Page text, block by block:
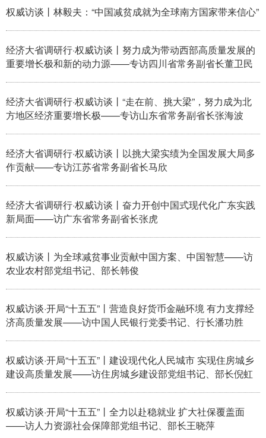
新疆 内蒙古 黑龙江
多语种频道
English Español Français عربى
Русский язык 日本語 한국어
权威访谈丨林毅夫：“中国减贫成就为全球南方国家带来信心”
经济大省调研行·权威访谈丨努力成为带动西部高质量发展的
重要增长极和新的动力源——专访四川省常务副省长董卫民
经济大省调研行·权威访谈丨“走在前、挑大梁”，努力成为北
方地区经济重要增长极——专访山东省常务副省长张海波
经济大省调研行·权威访谈丨以挑大梁实绩为全国发展大局多
作贡献——专访江苏省常务副省长马欣
经济大省调研行·权威访谈丨奋力开创中国式现代化广东实践
新局面——访广东省常务副省长张虎
权威访谈丨为全球减贫事业贡献中国方案、中国智慧——访
农业农村部党组书记、部长韩俊
权威访谈·开局“十五五”丨营造良好货币金融环境 有力支撑经
济高质量发展——访中国人民银行党委书记、行长潘功胜
权威访谈·开局“十五五”丨建设现代化人民城市 实现住房城乡
建设高质量发展——访住房城乡建设部党组书记、部长倪虹
权威访谈·开局“十五五”丨全力以赴稳就业 扩大社保覆盖面
——访人力资源社会保障部党组书记、部长王晓萍